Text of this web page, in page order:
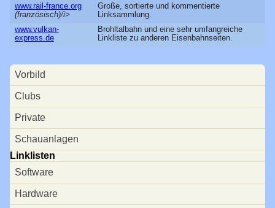
Buch
Forum
Besucherfahrtag
Seminare
Digital
Historisches
Vorstand / Satzung
Bücherei
Presse
www.rail-france.org
(französisch)/i>
Große, sortierte und kommentierte
Linksammlung.
www.vulkan-
express.de
Brohltalbahn und eine sehr umfangreiche
Linkliste zu anderen Eisenbahnseiten.
Navigation
überspringen
Vorbild
Clubs
Private
Schauanlagen
Linklisten
Software
Hardware